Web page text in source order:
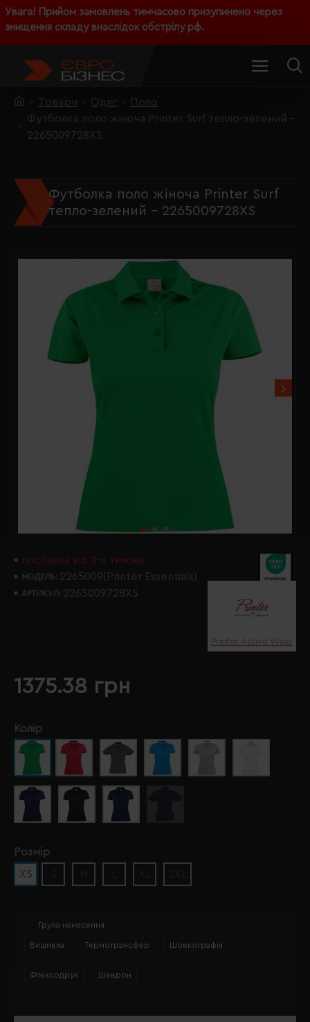
Увага! Прийом замовлень тимчасово призупинено через
знищення складу внаслідок обстрілу рф.
Товари Одяг
Поло
Футболка поло жіноча Printer Surf тепло-зелений -
2265009728XS
Футболка поло жіноча Printer Surf
тепло-зелений - 2265009728XS
поставка від 2-х тижнів
МОДЕЛЬ: 2265009(Printer Essentials)
АРТИКУЛ: 2265009728XS
Printer Active Wear
1375.38 грн
Колір
Розмір
XS
Група нанесення
Вишивка Термотрансфер Шовкографія
Флексодрук Шеврон